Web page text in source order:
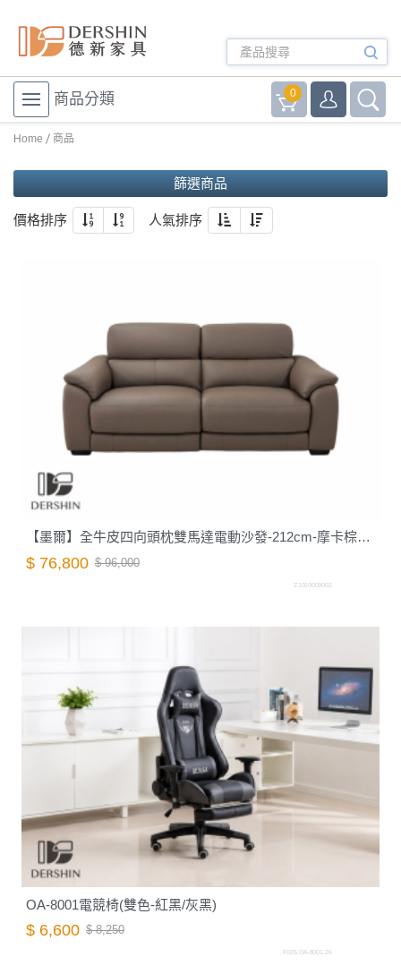
商品分類 0
Home 商品
篩選商品
價格排序 人氣排序
【墨爾】全牛皮四向頭枕雙馬達電動沙發-212cm-摩卡棕｜德新家具
$ 76,800 $ 96,000
Z1010009002
OA-8001電競椅(雙色-紅黑/灰黑)
$ 6,600 $ 8,250
F025.OA-8001.26